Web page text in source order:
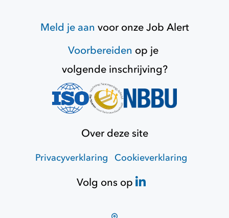
Meld je aan voor onzeJob Alert
Voorbereiden op je
volgende inschrijving?
Over deze site
Privacyverklaring Cookieverklaring
Volg ons op